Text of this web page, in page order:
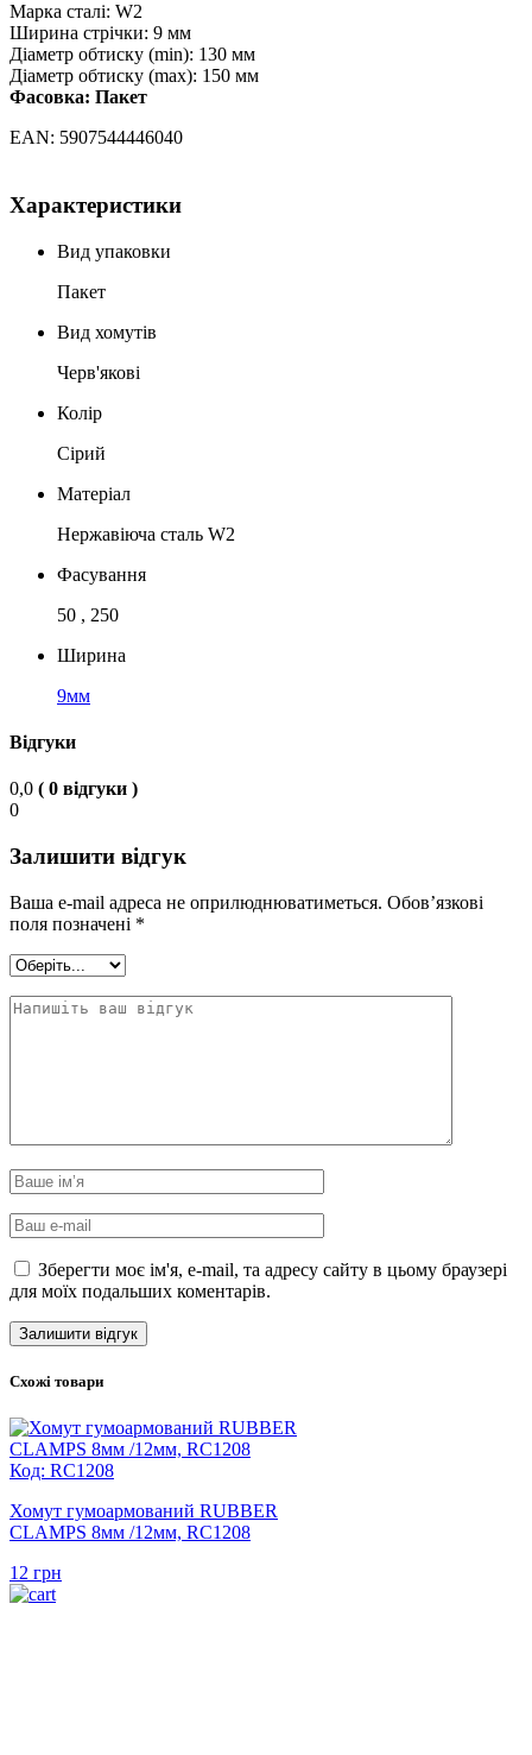
Марка сталі: W2
Ширина стрічки: 9 мм
Діаметр обтиску (min): 130 мм
Діаметр обтиску (max): 150 мм
Фасовка: Пакет
EAN: 5907544446040
Характеристики
Вид упаковки
Пакет
Вид хомутів
Черв'якові
Колір
Сірий
Матеріал
Нержавіюча сталь W2
Фасування
50 , 250
Ширина
9мм
Відгуки
0,0 ( 0 відгуки )
0
Залишити відгук
Ваша e-mail адреса не оприлюднюватиметься. Обов’язкові
поля позначені *
Зберегти моє ім'я, e-mail, та адресу сайту в цьому браузері
для моїх подальших коментарів.
Схожі товари
Код: RC1208
Хомут гумоармований RUBBER
CLAMPS 8мм /12мм, RC1208
12 грн